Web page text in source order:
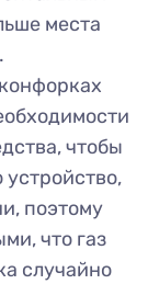
места
чтобы
поэтому
что газ
случайно